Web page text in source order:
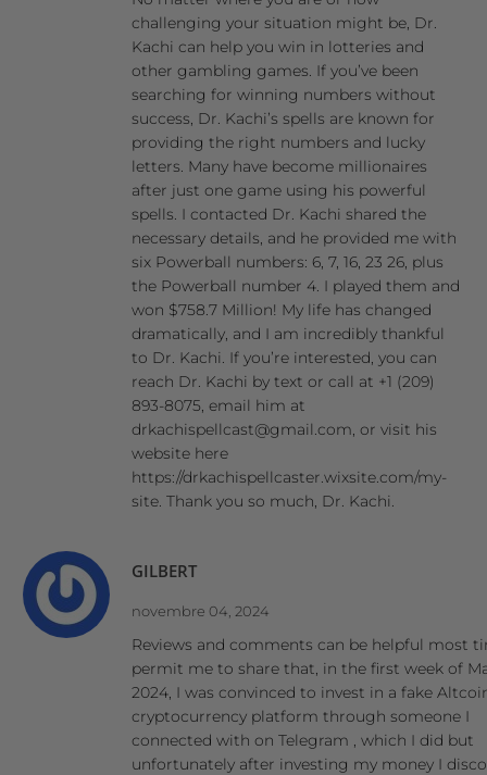
challenging your situation might be, Dr.
Kachi can help you win in lotteries and
other gambling games. If you’ve been
searching for winning numbers without
success, Dr. Kachi’s spells are known for
providing the right numbers and lucky
letters. Many have become millionaires
after just one game using his powerful
spells. I contacted Dr. Kachi shared the
necessary details, and he provided me with
six Powerball numbers: 6, 7, 16, 23 26, plus
the Powerball number 4. I played them and
won $758.7 Million! My life has changed
dramatically, and I am incredibly thankful
to Dr. Kachi. If you’re interested, you can
reach Dr. Kachi by text or call at +1 (209)
893-8075, email him at
drkachispellcast@gmail.com, or visit his
website here
https://drkachispellcaster.wixsite.com/my-
site. Thank you so much, Dr. Kachi.
GILBERT
novembre 04, 2024
Reviews and comments can be helpful most
permit me to share that, in the first week of
2024, I was convinced to invest in a fake
cryptocurrency platform through someone I
connected with on Telegram , which I did but
unfortunately after investing my money I